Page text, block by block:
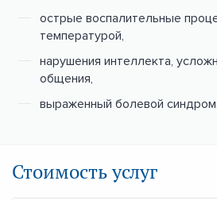
острые воспалительные
температурой,
нарушения интеллекта,
общения,
выраженный болевой синдром.
Стоимость услуг